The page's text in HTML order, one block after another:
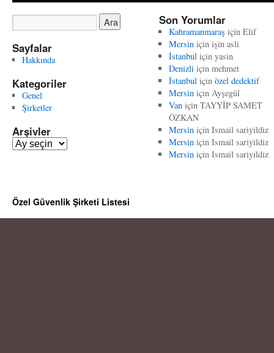
Sayfalar
Hakkında
Kategoriler
Genel
Şirketler
Arşivler
A
l
e
Son Yorumlar
Kahramanmaraş için Elif
Mersiniçin işin asli
İstanbuliçin yasin
Denizliiçin mehmet
İstanbuliçin özel dedektif
Mersiniçin Ayşegül
Vaniçin TAYYİP SAMET
ÖZKAN
Mersiniçin Ismail sariyildiz
Mersiniçin Ismail sariyildiz
Mersiniçin Ismail sariyildiz
Özel Güvenlik Şirketi Listesi